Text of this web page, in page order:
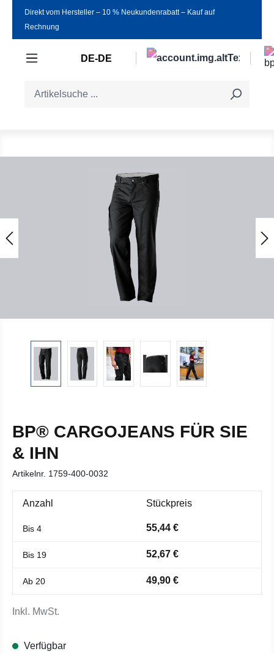
Zum Hauptinhalt springen
Direkt vom Hersteller ‒ 10 % Neukundenrabatt ‒ Kauf auf
Rechnung
DE-DE
BP® CARGOJEANS FÜR SIE
& IHN
Artikelnr. 1759-400-0032
Anzahl Stückpreis
Bis 4 55,44 €
Bis 19 52,67 €
Ab 20 49,90 €
Inkl. MwSt.
Verfügbar